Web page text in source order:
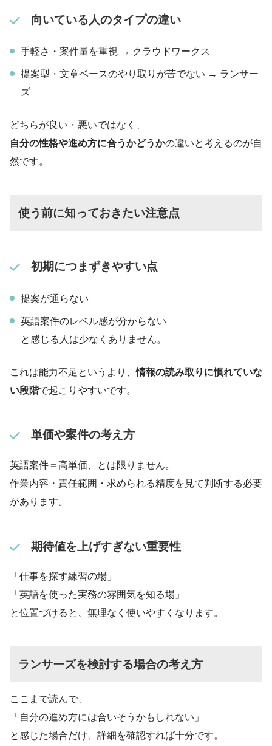
向いている人のタイプの違い
手軽さ・案件量を重視 → クラウドワークス
提案型・文章ベースのやり取りが苦でない → ランサー
ズ
どちらが良い・悪いではなく、
自分の性格や進め方に合うかどうかの違いと考えるのが自
然です。
使う前に知っておきたい注意点
初期につまずきやすい点
提案が通らない
英語案件のレベル感が分からない
と感じる人は少なくありません。
これは能力不足というより、情報の読み取りに慣れていな
い段階で起こりやすいです。
単価や案件の考え方
英語案件＝高単価、とは限りません。
作業内容・責任範囲・求められる精度を見て判断する必要
があります。
期待値を上げすぎない重要性
「仕事を探す練習の場」
「英語を使った実務の雰囲気を知る場」
と位置づけると、無理なく使いやすくなります。
ランサーズを検討する場合の考え方
ここまで読んで、
「自分の進め方には合いそうかもしれない」
と感じた場合だけ、詳細を確認すれば十分です。